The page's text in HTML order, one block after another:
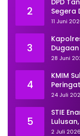
2
Segera
11 Juni
3
Dua
28 Juni
4
KMIM
Proses
24 Juli
5
STIE
2 Juli 2026